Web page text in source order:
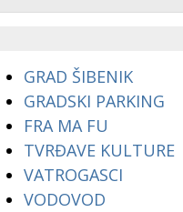
GRAD ŠIBENIK
GRADSKI PARKING
FRA MA FU
TVRĐAVE KULTURE
VATROGASCI
VODOVOD